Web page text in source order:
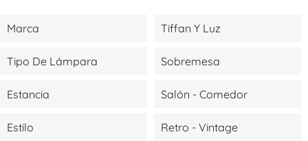
Marca Tiffan Y Luz
Tipo De Lámpara Sobremesa
Estancia Salón - Comedor
Estilo Retro - Vintage